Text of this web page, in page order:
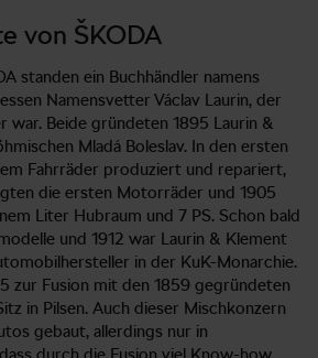
von ŠKODA
standen ein Buchhändler namens
Namensvetter Václav Laurin, der
war. Beide gründeten 1895 Laurin &
Mladá Boleslav. In den ersten
Fahrräder produziert und repariert,
die ersten Motorräder und 1905
Liter Hubraum und 7 PS. Schon bald
und 1912 war Laurin & Klement
in der KuK-Monarchie.
zur Fusion mit den 1859 gegründeten
in Pilsen. Auch dieser Mischkonzern
gebaut, allerdings nur in